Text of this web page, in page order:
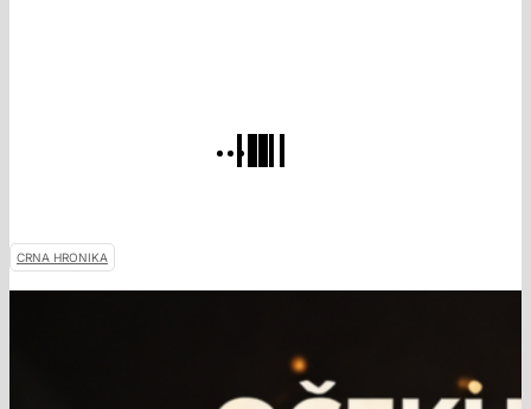
CRNA HRONIKA